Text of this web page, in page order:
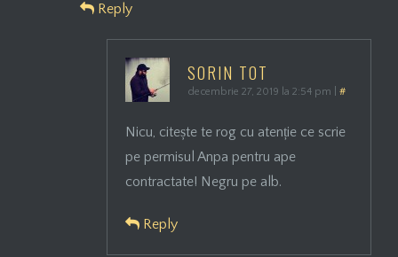
Reply
SORIN TOT
decembrie 27, 2019 la 2:54 pm #
Nicu, citește te rog cu atenție ce scrie
pe permisul Anpa pentru ape
contractate! Negru pe alb.
Reply